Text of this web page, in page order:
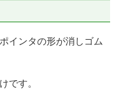
インタの形が消しゴム
です。